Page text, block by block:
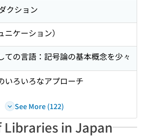
クション
ケーション）
の言語：記号論の基本概念を少々
ろいろなアプローチ
See More (122)
Libraries in Japan